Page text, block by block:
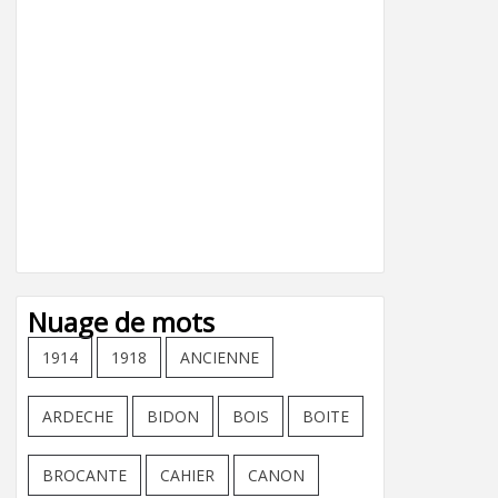
Nuage de mots
1914 1918 ANCIENNE
ARDECHE BIDON BOIS BOITE
BROCANTE CAHIER CANON